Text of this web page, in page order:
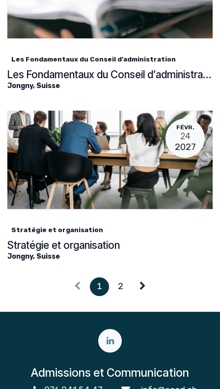
Les Fondamentaux du Conseil d’administration
Les Fondamentaux du Conseil d’administration
Jongny, Suisse
FÉVR.
24
2027
Stratégie et organisation
Stratégie et organisation
Jongny, Suisse
1 2
Admissions et Communication